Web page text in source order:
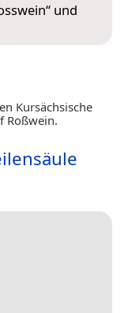
“ und
Kursächsische
Roßwein.